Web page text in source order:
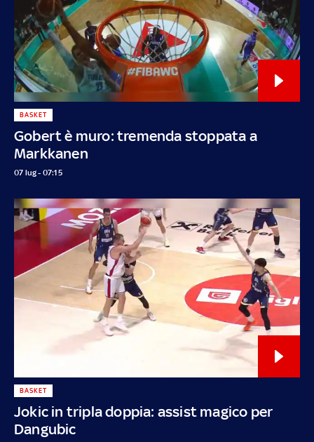
Gobert è muro: tremenda stoppata a
Markkanen
BASKET
07 lug - 07:15
Jokic in tripla doppia: assist magico per
Dangubic
BASKET